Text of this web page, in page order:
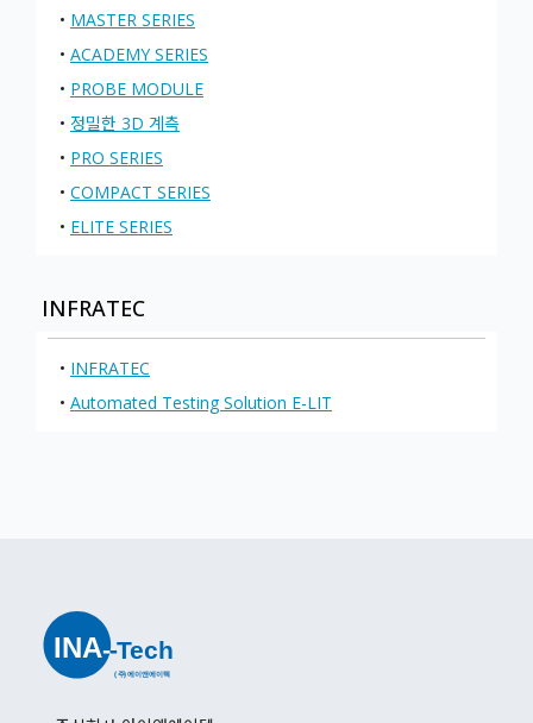
• MASTER SERIES
• ACADEMY SERIES
• PROBE MODULE
• 정밀한 3D 계측
• PRO SERIES
• COMPACT SERIES
• ELITE SERIES
INFRATEC
• INFRATEC
• Automated Testing Solution E-LIT